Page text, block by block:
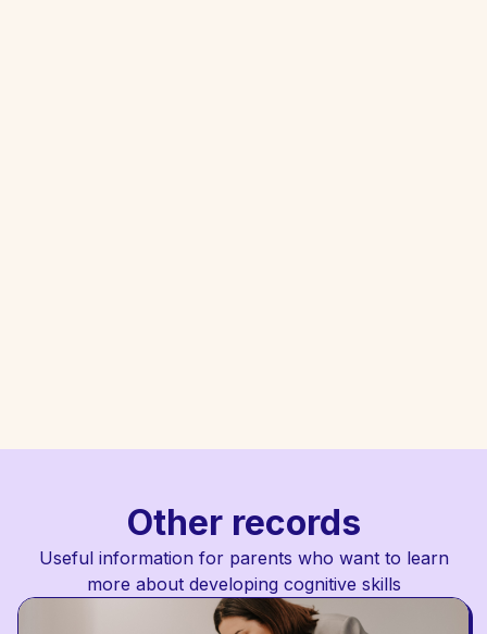
Other records
Useful information for parents who want to learn
more about developing cognitive skills